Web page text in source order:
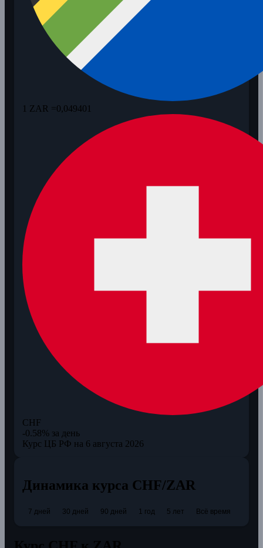
1 ZAR =0,049401
CHF
-0.58% за день
Курс ЦБ РФ на 6 августа 2026
Динамика курса CHF/ZAR
7 дней 30 дней 90 дней 1 год 5 лет Всё время